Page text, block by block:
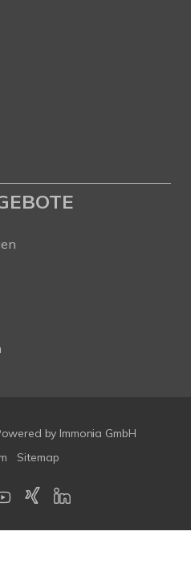
by Immonia GmbH
Sitemap